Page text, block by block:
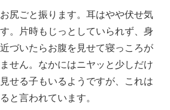
尻ごと振ります。耳はやや伏せ気
。片時もじっとしていられず、身
づいたらお腹を見せて寝っころが
せん。なかにはニヤッと少しだけ
せる子もいるようですが、これは
と言われています。